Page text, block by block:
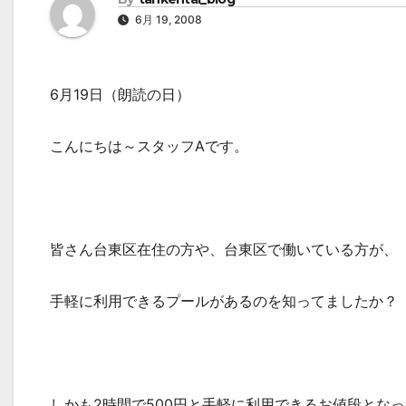
6月 19, 2008
6月19日（朗読の日）
こんにちは～スタッフAです。
皆さん台東区在住の方や、台東区で働いている方が、
手軽に利用できるプールがあるのを知ってましたか？